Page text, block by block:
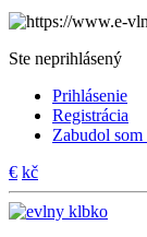
Ste neprihlásený
Prihlásenie
Registrácia
Zabudol som
€ kč